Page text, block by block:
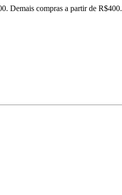
Demais compras a partir de R$400.